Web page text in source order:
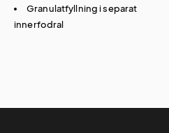
Granulatfyllning i separat
innerfodral